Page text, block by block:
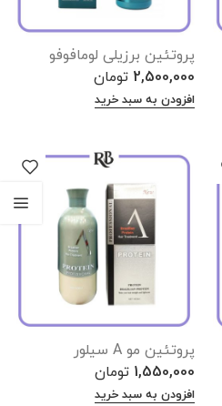
پروتئین برزیلی لومافوفو
2,500,000 تومان
افزودن به سبد خرید
پروتئین مو A سیلور
1,550,000 تومان
افزودن به سبد خرید